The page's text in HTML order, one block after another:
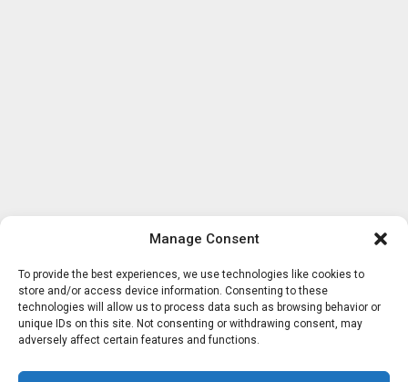
Manage Consent
To provide the best experiences, we use technologies like cookies to
store and/or access device information. Consenting to these
technologies will allow us to process data such as browsing behavior or
unique IDs on this site. Not consenting or withdrawing consent, may
adversely affect certain features and functions.